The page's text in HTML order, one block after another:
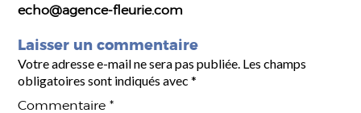
echo@agence-fleurie.com
Laisser un commentaire
Votre adresse e-mail ne sera pas publiée. Les champs
obligatoires sont indiqués avec*
Commentaire*